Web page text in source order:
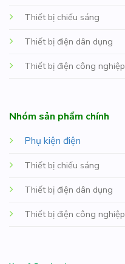
Thiết bị chiếu sáng
Thiết bị điện dân dụng
Thiết bị điện công nghiệp
Nhóm sản phẩm chính
Phụ kiện điện
Thiết bị chiếu sáng
Thiết bị điện dân dụng
Thiết bị điện công nghiệp